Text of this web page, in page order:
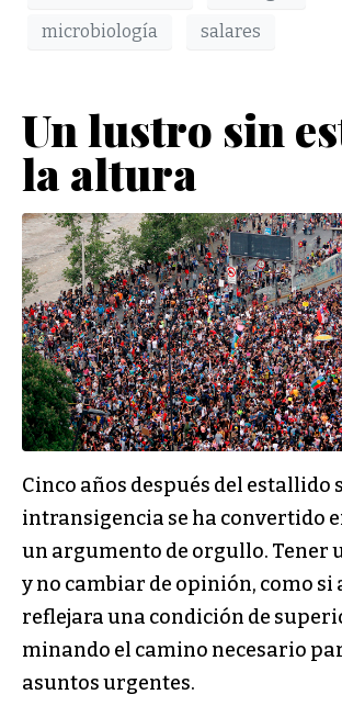
microbiología
salares
Un lustro sin
la altura
Cinco años después del estallido
intransigencia se ha convertido
un argumento de orgullo. Tener
y no cambiar de opinión, como si
reflejara una condición de
minando el camino necesario
asuntos urgentes.